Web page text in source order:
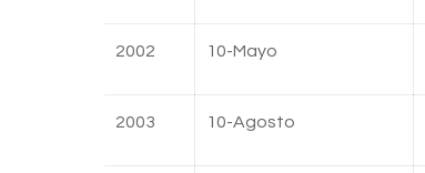
2002 10-Mayo
2003 10-Agosto